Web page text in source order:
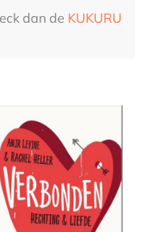
dan de KUKURU